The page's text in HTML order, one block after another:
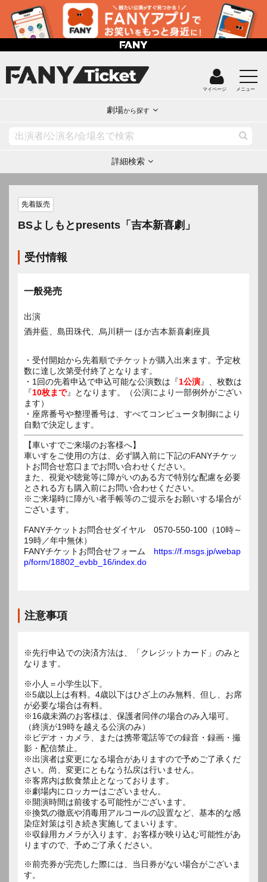
マイページ メニュー
劇場から探す
詳細検索
先着販売
BSよしもとpresents「吉本新喜劇」
受付情報
一般発売
出演
酒井藍、島田珠代、烏川耕一 ほか吉本新喜劇座員
・受付開始から先着順でチケットが購入出来ます。予定枚
数に達し次第受付終了となります。
・1回の先着申込で申込可能な公演数は『1公演』、枚数は
『10枚まで』となります。（公演により一部例外がござい
ます）
・座席番号や整理番号は、すべてコンピュータ制御により
自動で決定します。
【車いすでご来場のお客様へ】
車いすをご使用の方は、必ず購入前に下記のFANYチケッ
トお問合せ窓口までお問い合わせください。
また、視覚や聴覚等に障がいのある方で特別な配慮を必要
とされる方も購入前にお問い合わせください。
※ご来場時に障がい者手帳等のご提示をお願いする場合が
ございます。
FANYチケットお問合せダイヤル 0570-550-100（10時～
19時／年中無休）
FANYチケットお問合せフォーム https://f.msgs.jp/webap
p/form/18802_evbb_16/index.do
注意事項
※先行申込での決済方法は、「クレジットカード」のみと
なります。
※小人＝小学生以下。
※5歳以上は有料。4歳以下はひざ上のみ無料、但し、お席
が必要な場合は有料。
※16歳未満のお客様は、保護者同伴の場合のみ入場可。
（終演が19時を越える公演のみ）
※ビデオ・カメラ、または携帯電話等での録音・録画・撮
影・配信禁止。
※出演者は変更になる場合がありますので予めご了承くだ
さい。尚、変更にともなう払戻は行いません。
※客席内は飲食禁止となっております。
※劇場内にロッカーはございません。
※開演時間は前後する可能性がございます。
※換気の徹底や消毒用アルコールの設置など、基本的な感
染症対策は引き続き実施してまいります。
※収録用カメラが入ります。お客様が映り込む可能性があ
りますので、予めご了承ください。
※前売券が完売した際には、当日券がない場合がございま
す。